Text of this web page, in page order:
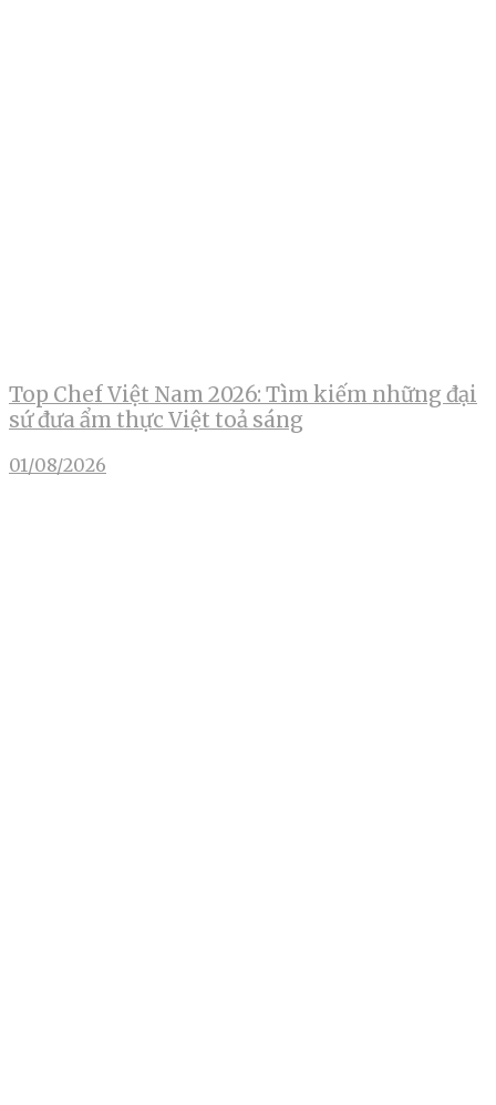
Top Chef Việt Nam 2026: Tìm kiếm những đại
sứ đưa ẩm thực Việt toả sáng
01/08/2026